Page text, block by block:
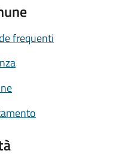
frequenti